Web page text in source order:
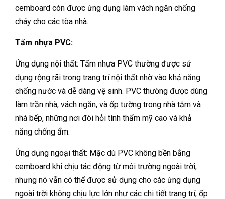
cemboard còn được ứng dụng làm vách ngăn chống
cháy cho các tòa nhà.
Tấm nhựa PVC:
Ứng dụng nội thất: Tấm nhựa PVC thường được sử
dụng rộng rãi trong trang trí nội thất nhờ vào khả năng
chống nước và dễ dàng vệ sinh. PVC thường được dùng
làm trần nhà, vách ngăn, và ốp tường trong nhà tắm và
nhà bếp, những nơi đòi hỏi tính thẩm mỹ cao và khả
năng chống ẩm.
Ứng dụng ngoại thất: Mặc dù PVC không bền bằng
cemboard khi chịu tác động từ môi trường ngoài trời,
nhưng nó vẫn có thể được sử dụng cho các ứng dụng
ngoài trời không chịu lực lớn như các chi tiết trang trí, ốp